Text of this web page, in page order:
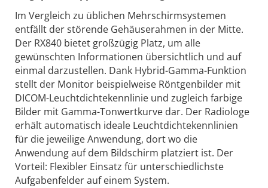
Im Vergleich zu üblichen Mehrschirmsystemen
entfällt der störende Gehäuserahmen in der Mitte.
Der RX840 bietet großzügig Platz, um alle
gewünschten Informationen übersichtlich und auf
einmal darzustellen. Dank Hybrid-Gamma-Funktion
stellt der Monitor beispielweise Röntgenbilder mit
DICOM-Leuchtdichtekennlinie und zugleich farbige
Bilder mit Gamma-Tonwertkurve dar. Der Radiologe
erhält automatisch ideale Leuchtdichtekennlinien
für die jeweilige Anwendung, dort wo die
Anwendung auf dem Bildschirm platziert ist. Der
Vorteil: Flexibler Einsatz für unterschiedlichste
Aufgabenfelder auf einem System.